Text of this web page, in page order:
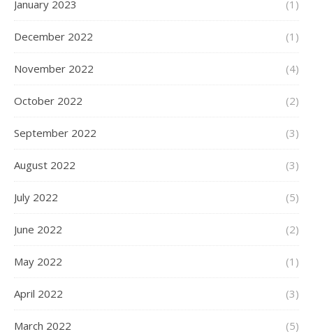
January 2023 (1)
December 2022 (1)
November 2022 (4)
October 2022 (2)
September 2022 (3)
August 2022 (3)
July 2022 (5)
June 2022 (2)
May 2022 (1)
April 2022 (3)
March 2022 (5)